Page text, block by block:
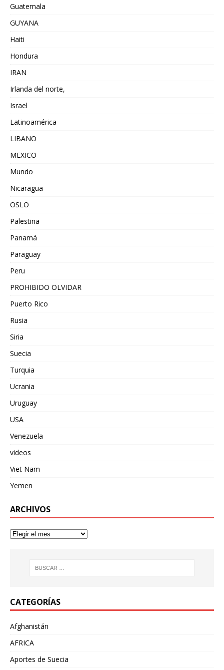
Guatemala
GUYANA
Haiti
Hondura
IRAN
Irlanda del norte,
Israel
Latinoamérica
LIBANO
MEXICO
Mundo
Nicaragua
OSLO
Palestina
Panamá
Paraguay
Peru
PROHIBIDO OLVIDAR
Puerto Rico
Rusia
Siria
Suecia
Turquia
Ucrania
Uruguay
USA
Venezuela
videos
Viet Nam
Yemen
ARCHIVOS
CATEGORÍAS
Afghanistán
AFRICA
Aportes de Suecia